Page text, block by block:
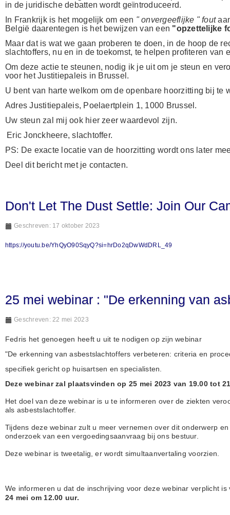
in de juridische debatten wordt geïntroduceerd.
In Frankrijk is het mogelijk om een " onvergeeflijke " fout
België daarentegen is het bewijzen van een "opzettelijke
Maar dat is wat we gaan proberen te doen, in de hoop de
slachtoffers, nu en in de toekomst, te helpen profiteren van
Om deze actie te steunen, nodig ik je uit om je steun en
voor het Justitiepaleis in Brussel.
U bent van harte welkom om de openbare hoorzitting bij te
Adres Justitiepaleis, Poelaertplein 1, 1000 Brussel.
Uw steun zal mij ook hier zeer waardevol zijn.
Eric Jonckheere, slachtoffer.
PS: De exacte locatie van de hoorzitting wordt ons later
Deel dit bericht met je contacten.
Don't Let The Dust Settle: Join Our
Geschreven: 17 oktober 2023
https://youtu.be/YhQyO90SqyQ?si=hrDo2qDwWdDRL_49
25 mei webinar : "De erkenning van
Geschreven: 22 mei 2023
Fedris het genoegen heeft u uit te nodigen op zijn webinar
"De erkenning van asbestslachtoffers verbeteren: criteria en
specifiek gericht op huisartsen en specialisten.
Deze webinar zal plaatsvinden op 25 mei 2023 van 19.00 tot
Het doel van deze webinar is u te informeren over de ziekten
als asbestslachtoffer.
Tijdens deze webinar zult u meer vernemen over dit onderwerp
onderzoek van een vergoedingsaanvraag bij ons bestuur.
Deze webinar is tweetalig, er wordt simultaanvertaling voorzien.
We informeren u dat de inschrijving voor deze webinar verplicht is
24 mei om 12.00 uur.